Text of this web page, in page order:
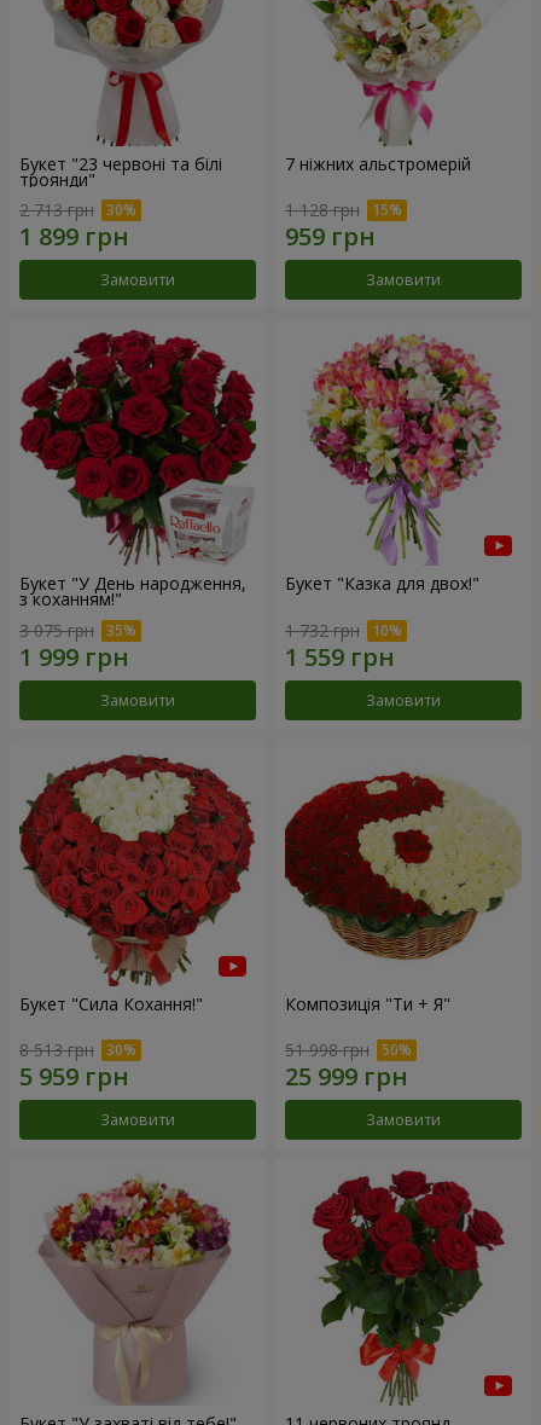
Букет "23 червоні та білі
троянди"
2 713 грн
Замовити
7 ніжних альстромерій
1 128 грн
Замовити
Букет "У День народження,
з коханням!"
3 075 грн
Замовити
Букет "Казка для двох!"
1 732 грн
Замовити
Букет "Сила Кохання!"
8 513 грн
Замовити
Композиція "Ти + Я"
51 998 грн
Замовити